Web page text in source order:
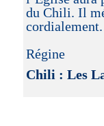
du Chili. Il
cordialement.
Régine
Chili : Les